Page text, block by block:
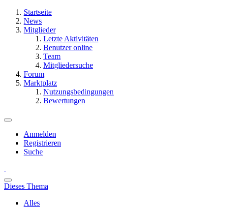
Startseite
News
Mitglieder
Letzte Aktivitäten
Benutzer online
Team
Mitgliedersuche
Forum
Marktplatz
Nutzungsbedingungen
Bewertungen
Anmelden
Registrieren
Suche
Dieses Thema
Alles